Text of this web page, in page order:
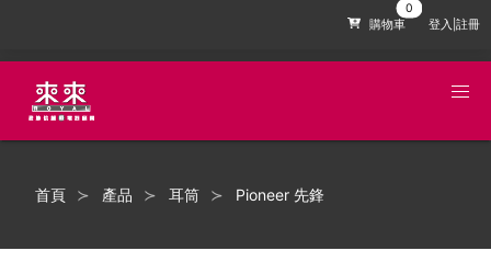
購物車 登入|註冊
首頁 產品 耳筒 Pioneer 先鋒